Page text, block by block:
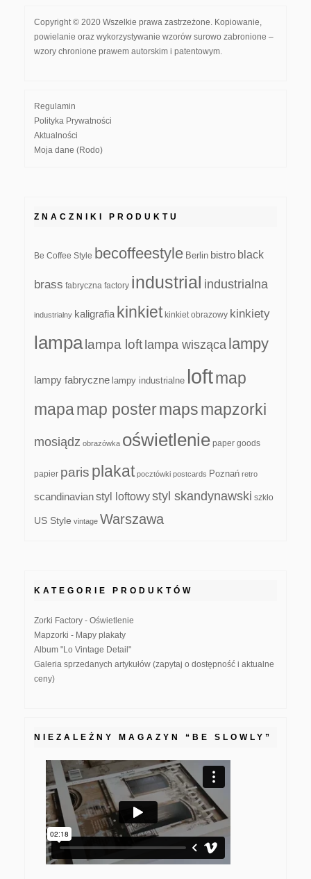
Copyright © 2020 Wszelkie prawa zastrzeżone. Kopiowanie,
powielanie oraz wykorzystywanie wzorów surowo zabronione –
wzory chronione prawem autorskim i patentowym.
Regulamin
Polityka Prywatności
Aktualności
Moja dane (Rodo)
ZNACZNIKI PRODUKTU
Be Coffee Style becoffeestyle Berlin bistro black
brass fabryczna factory industrial industrialna
industrialny kaligrafia kinkiet kinkiet obrazowy kinkiety
lampa lampa loft lampa wisząca lampy
lampy fabryczne lampy industrialne loftmap
mapamap postermapsmapzorki
mosiądz obrazówka oświetlenie paper goods
papier paris plakat pocztówki postcards Poznań retro
scandinavianstyl loftowystyl skandynawski szkło
US Style vintage Warszawa
KATEGORIE PRODUKTÓW
Zorki Factory - Oświetlenie
Mapzorki - Mapy plakaty
Album "Lo Vintage Detail"
Galeria sprzedanych artykułów (zapytaj o dostępność i aktualne
ceny)
NIEZALEŻNY MAGAZYN “BE SLOWLY”